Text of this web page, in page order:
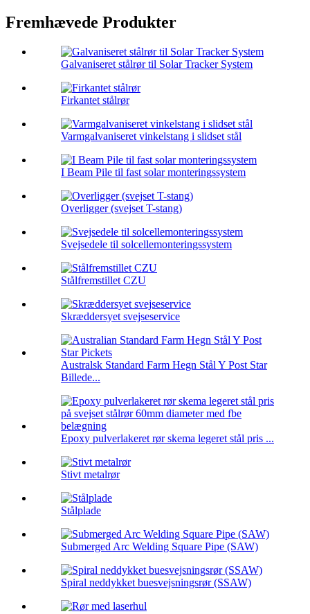
Fremhævede Produkter
Galvaniseret stålrør til Solar Tracker System
Firkantet stålrør
Varmgalvaniseret vinkelstang i slidset stål
I Beam Pile til fast solar monteringssystem
Overligger (svejset T-stang)
Svejsedele til solcellemonteringssystem
Stålfremstillet CZU
Skræddersyet svejseservice
Australsk Standard Farm Hegn Stål Y Post Star
Billede...
Epoxy pulverlakeret rør skema legeret stål pris ...
Stivt metalrør
Stålplade
Submerged Arc Welding Square Pipe (SAW)
Spiral neddykket buesvejsningsrør (SSAW)